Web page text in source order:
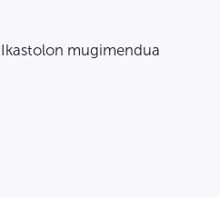
mugimendua